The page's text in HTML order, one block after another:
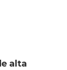
alta